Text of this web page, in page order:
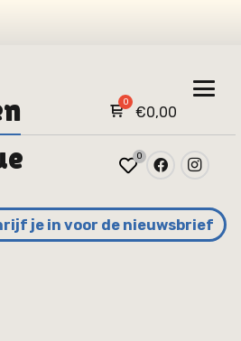
€0,00
0
je in voor de nieuwsbrief